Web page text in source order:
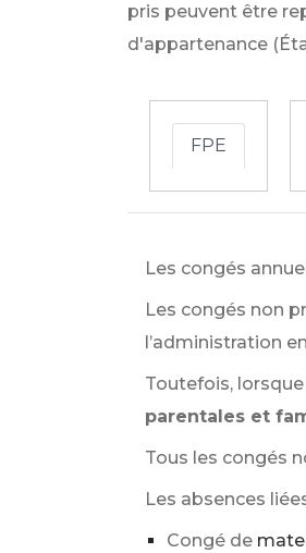
pris peuvent être
d'appartenance
FPE
Les congés
Les congés non
l’administration
Toutefois,
parentales et
Tous les congés
Les absences
Congé de